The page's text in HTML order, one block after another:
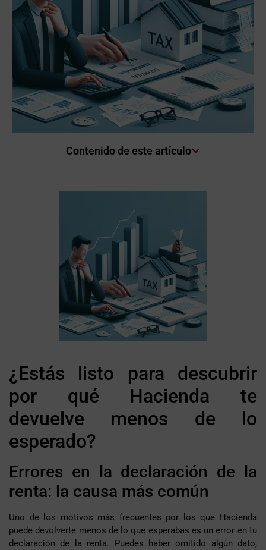
Contenido de este artículo
¿Estás listo para descubrir
por qué Hacienda te
devuelve menos de lo
esperado?
Errores en la declaración de la
renta: la causa más común
Uno de los motivos más frecuentes por los que Hacienda
puede devolverte menos de lo que esperabas es un error en tu
declaración de la renta. Puedes haber omitido algún dato,